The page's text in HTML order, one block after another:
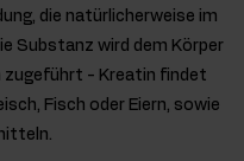
die natürlicherweise im
Substanz wird dem Körper
zugeführt - Kreatin findet
Fisch oder Eiern, sowie